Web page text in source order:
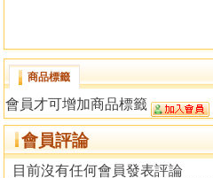
第二章 住宅空間設計與色彩風水
關於宅地
宅地與房屋的伸展缺陷
門與玄關
隔間設計
商品標籤
會員才可增加商品標籤
會員評論
目前沒有任何會員發表評論